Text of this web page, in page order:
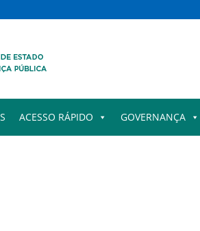
ACESSO RÁPIDO GOVERNANÇA